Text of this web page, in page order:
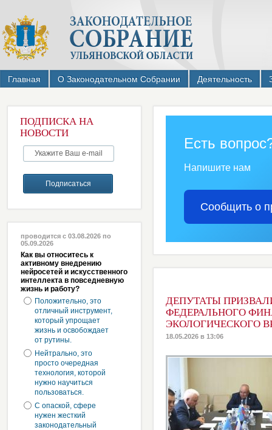
Главная О Законодательном Собрании Деятельность
ПОДПИСКА НА
НОВОСТИ
проводится с 03.08.2026 по
05.09.2026
Как вы относитесь к
активному внедрению
нейросетей и искусственного
интеллекта в повседневную
жизнь и работу?
Положительно, это
отличный инструмент,
который упрощает
жизнь и освобождает
от рутины.
Нейтрально, это
просто очередная
технология, которой
нужно научиться
пользоваться.
С опаской, сфере
нужен жесткий
законодательный
Есть
Напишите нам
Сообщить о
ДЕПУТАТЫ
ФЕДЕРАЛЬНОГО
ЭКОЛОГИЧЕСКОГО
18.05.2026 в 13:06